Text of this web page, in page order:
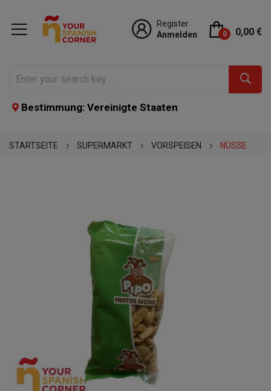
Register
Anmelden
0 0,00 €
Bestimmung: Vereinigte Staaten
STARTSEITE SUPERMARKT VORSPEISEN NÜSSE